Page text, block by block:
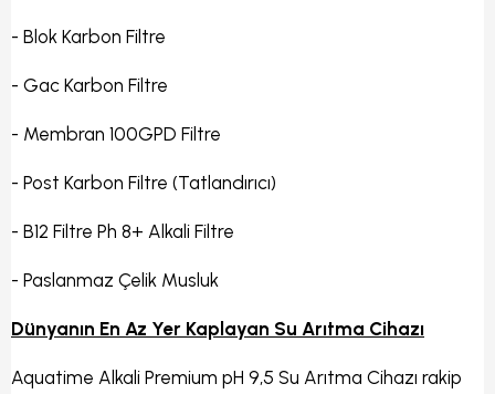
- Blok Karbon Filtre
- Gac Karbon Filtre
- Membran 100GPD Filtre
- Post Karbon Filtre (Tatlandırıcı)
- B12 Filtre Ph 8+ Alkali Filtre
- Paslanmaz Çelik Musluk
Dünyanın En Az Yer Kaplayan Su Arıtma Cihazı
Aquatime Alkali Premium pH 9,5 Su Arıtma Cihazı rakip